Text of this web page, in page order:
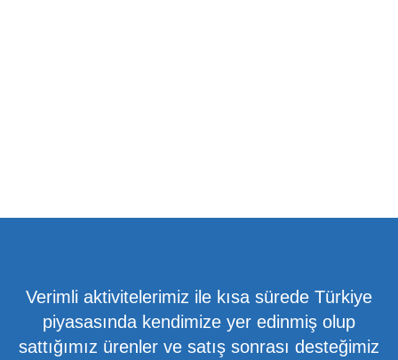
Verimli aktivitelerimiz ile kısa sürede Türkiye
piyasasında kendimize yer edinmiş olup
sattığımız ürenler ve satış sonrası desteğimiz